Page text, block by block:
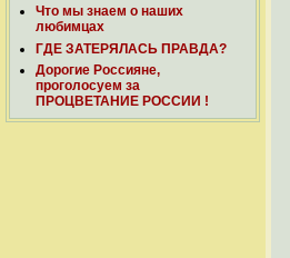
Что мы знаем о наших
любимцах
ГДЕ ЗАТЕРЯЛАСЬ ПРАВДА?
Дорогие Россияне,
проголосуем за
ПРОЦВЕТАНИЕ РОССИИ !